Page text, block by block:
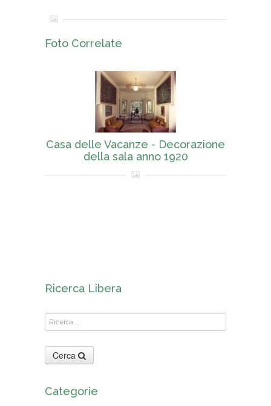
Foto Correlate
Casa delle Vacanze - Decorazione
della sala anno 1920
Ricerca Libera
Cerca
Categorie